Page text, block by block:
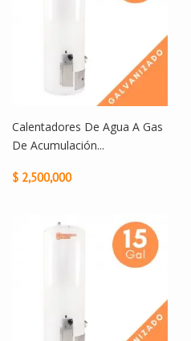
Calentadores De Agua A Gas
De Acumulación...
$ 2,500,000